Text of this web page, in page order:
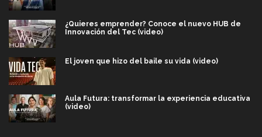
¿Quieres emprender? Conoce el nuevo HUB de
Innovación del Tec (video)
El joven que hizo del baile su vida (video)
Aula Futura: transformar la experiencia educativa
(video)